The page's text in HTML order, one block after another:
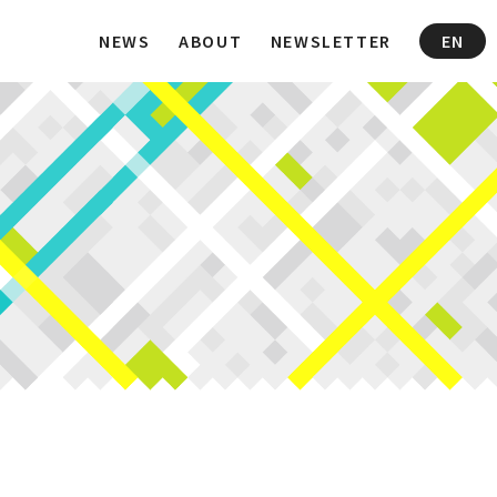
NEWS ABOUT NEWSLETTER EN